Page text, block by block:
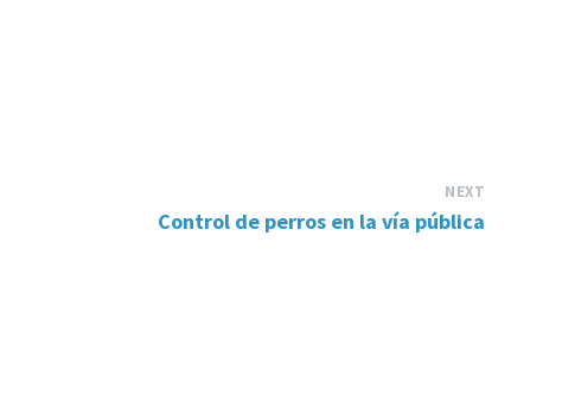
NEXT
Control de perros en la vía pública